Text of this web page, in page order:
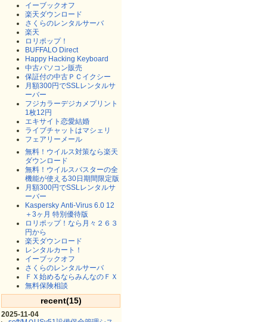
イーブックオフ
楽天ダウンロード
さくらのレンタルサーバ
楽天
ロリポップ！
BUFFALO Direct
Happy Hacking Keyboard
中古パソコン販売
保証付の中古ＰＣイクシー
月額300円でSSLレンタルサ
ーバー
フジカラーデジカメプリント
1枚12円
エキサイト恋愛結婚
ライブチャットはマシェリ
フェアリーメール
無料！ウイルス対策なら楽天
ダウンロード
無料！ウイルスバスターの全
機能が使える30日期間限定版
月額300円でSSLレンタルサ
ーバー
Kaspersky Anti-Virus 6.0 12
＋3ヶ月 特別優待版
ロリポップ！なら月々２６３
円から
楽天ダウンロード
レンタルカート！
イーブックオフ
さくらのレンタルサーバ
ＦＸ始めるならみんなのＦＸ
無料保険相談
recent(15)
2025-11-04